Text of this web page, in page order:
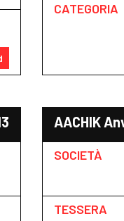
CATEGORIA
AACHIK
SOCIETÀ
TESSERA